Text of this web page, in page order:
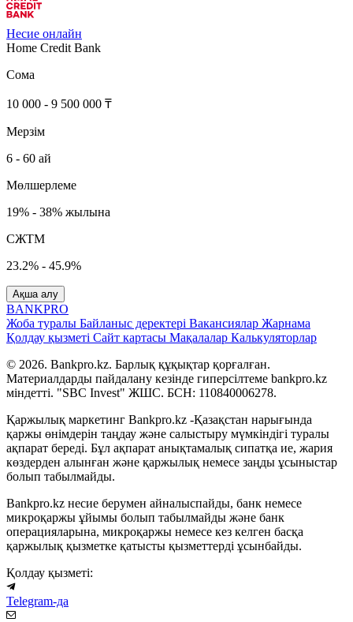
Несие онлайн
Home Credit Bank
Сома
10 000 - 9 500 000 ₸
Мерзім
6 - 60 ай
Мөлшерлеме
19% - 38% жылына
СЖТМ
23.2% - 45.9%
Ақша алу
BANKPRO
Жоба туралы Байланыс деректері Вакансиялар Жарнама
Қолдау қызметі Сайт картасы Мақалалар Калькуляторлар
© 2026. Bankpro.kz. Барлық құқықтар қорғалған.
Материалдарды пайдалану кезінде гиперсілтеме bankpro.kz
міндетті. "SBC Invest" ЖШС. БСН: 110840006278.
Қаржылық маркетинг Bankpro.kz -Қазақстан нарығында
қаржы өнімдерін таңдау және салыстыру мүмкіндігі туралы
ақпарат береді. Бұл ақпарат анықтамалық сипатқа ие, жария
көздерден алынған және қаржылық немесе заңды ұсыныстар
болып табылмайды.
Bankpro.kz несие берумен айналыспайды, банк немесе
микроқаржы ұйымы болып табылмайды және банк
операцияларына, микроқаржы немесе кез келген басқа
қаржылық қызметке қатысты қызметтерді ұсынбайды.
Қолдау қызметі:
Telegram-да